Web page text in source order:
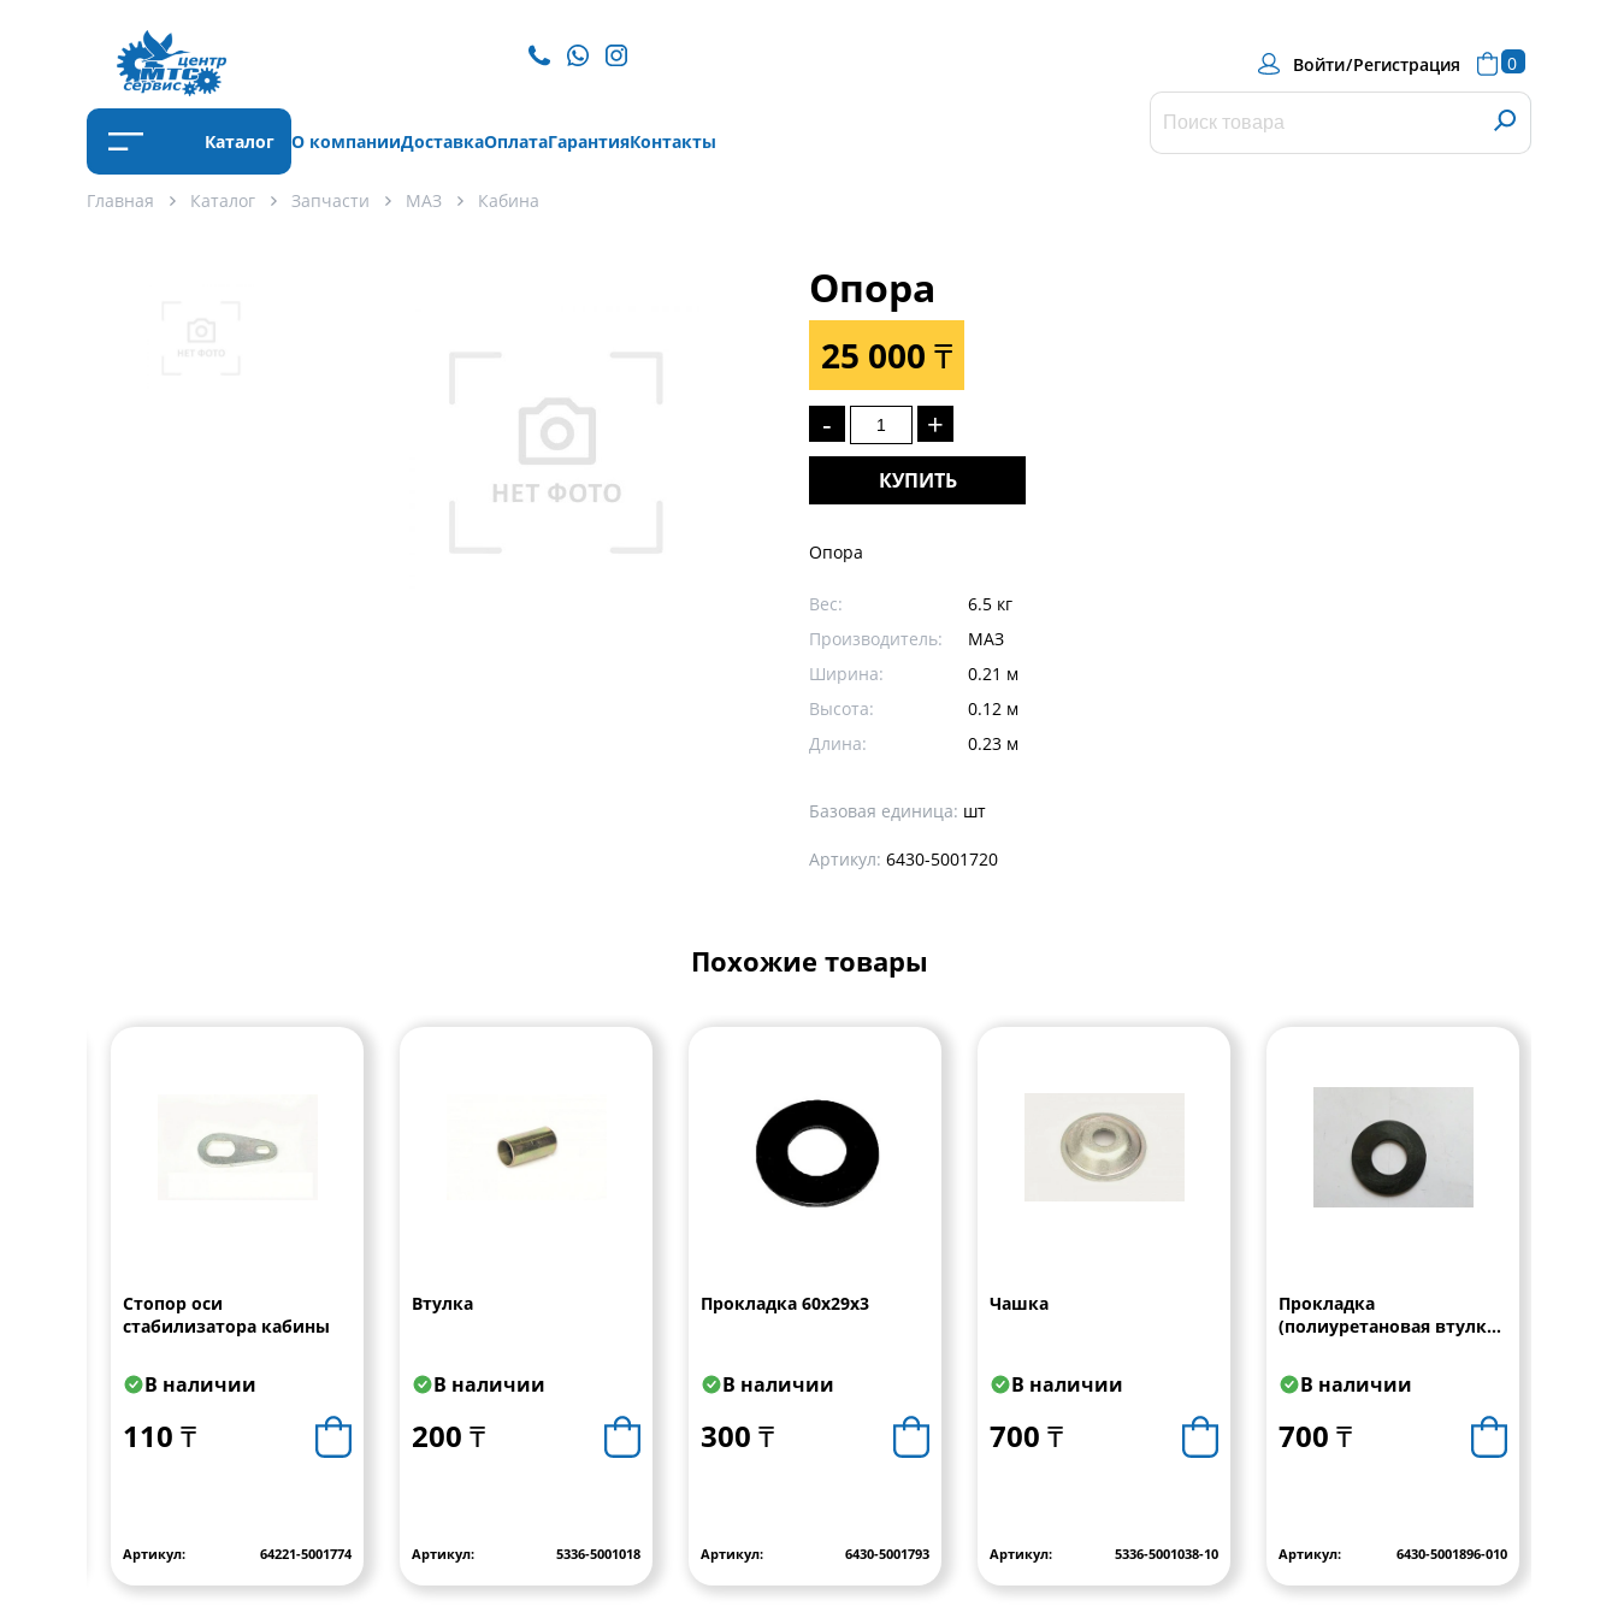
Войти/Регистрация 0
Каталог О компанииДоставкаОплатаГарантияКонтакты
Главная Каталог Запчасти МАЗ Кабина
Опора
25 000 ₸
- +
КУПИТЬ
Опора
Вес:
6.5 кг
Производитель:
МАЗ
Ширина:
0.21 м
Высота:
0.12 м
Длина:
0.23 м
Базовая единица: шт
Артикул: 6430-5001720
Похожие товары
Стопор оси
стабилизатора кабины
В наличии
110 ₸
Артикул: 64221-5001774
Втулка
В наличии
200 ₸
Артикул: 5336-5001018
Прокладка 60х29х3
В наличии
300 ₸
Артикул: 6430-5001793
Чашка
В наличии
700 ₸
Артикул: 5336-5001038-10
Прокладка
(полиуретановая втулка)
В наличии
700 ₸
Артикул: 6430-5001896-010